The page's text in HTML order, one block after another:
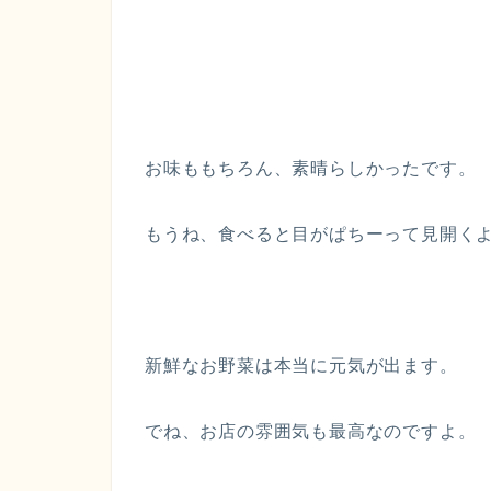
お味ももちろん、素晴らしかったです。
もうね、食べると目がぱちーって見開く
新鮮なお野菜は本当に元気が出ます。
でね、お店の雰囲気も最高なのですよ。